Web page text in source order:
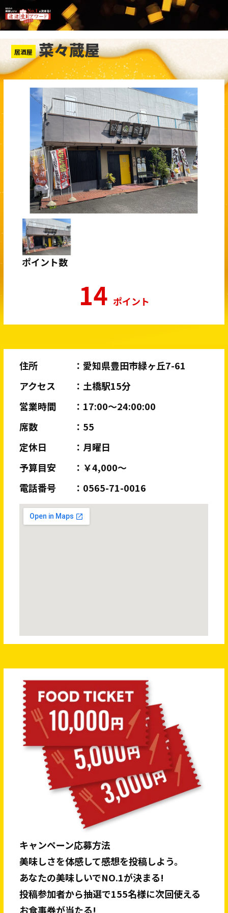
居酒屋 菜々蔵屋
ポイント数
14 ポイント
住所
愛知県豊田市緑ヶ丘7-61
アクセス
土橋駅15分
営業時間
17:00〜24:00:00
席数
55
定休日
月曜日
予算目安
￥4,000～
電話番号
0565-71-0016
キャンペーン応募方法
美味しさを体感して感想を投稿しよう。
あなたの美味しいでNO.1が決まる!
投稿参加者から抽選で155名様に次回使える
お食事券が当たる!